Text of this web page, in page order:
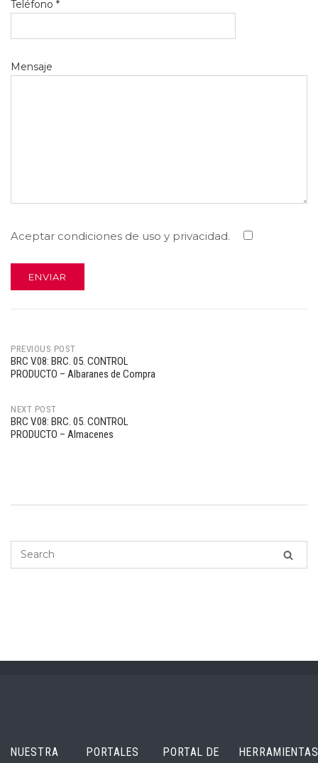
Teléfono *
Mensaje
Aceptar condiciones de uso y privacidad.
Post
navigation
PREVIOUS POST
BRC V.08: BRC. 05. CONTROL
PRODUCTO – Albaranes de Compra
NEXT POST
BRC V.08: BRC. 05. CONTROL
PRODUCTO – Almacenes
NUESTRA
PORTALES
PORTAL DE